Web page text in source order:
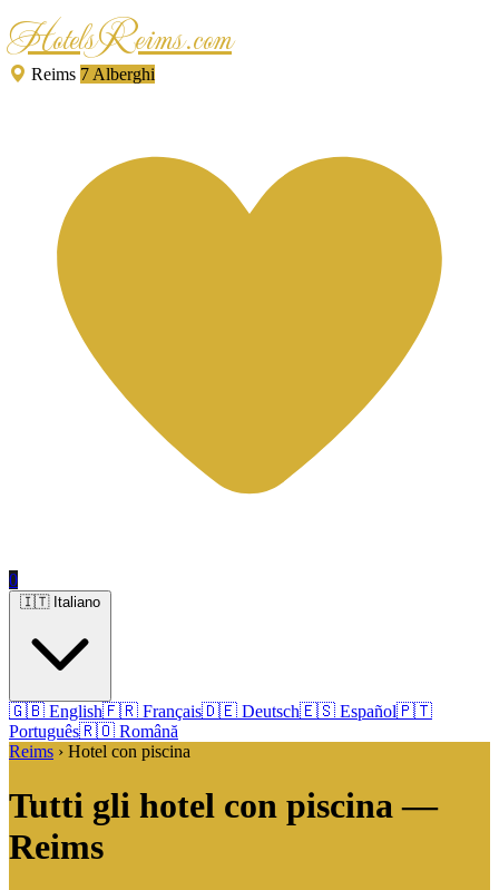
HotelsReims.com
Reims 7 Alberghi
0
🇬🇧 English🇫🇷 Français🇩🇪 Deutsch🇪🇸 Español🇵🇹
Português🇷🇴 Română
Reims › Hotel con piscina
Tutti gli hotel con piscina —
Reims